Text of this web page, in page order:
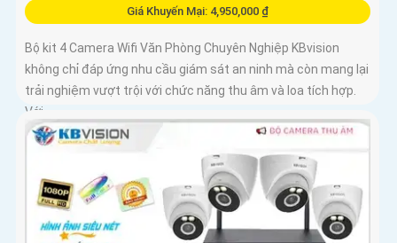
Giá Khuyến Mại: 4,950,000 ₫
Bộ kit 4 Camera Wifi Văn Phòng Chuyên Nghiệp KBvision
không chỉ đáp ứng nhu cầu giám sát an ninh mà còn mang lại
trải nghiệm vượt trội với chức năng thu âm và loa tích hợp.
Với...